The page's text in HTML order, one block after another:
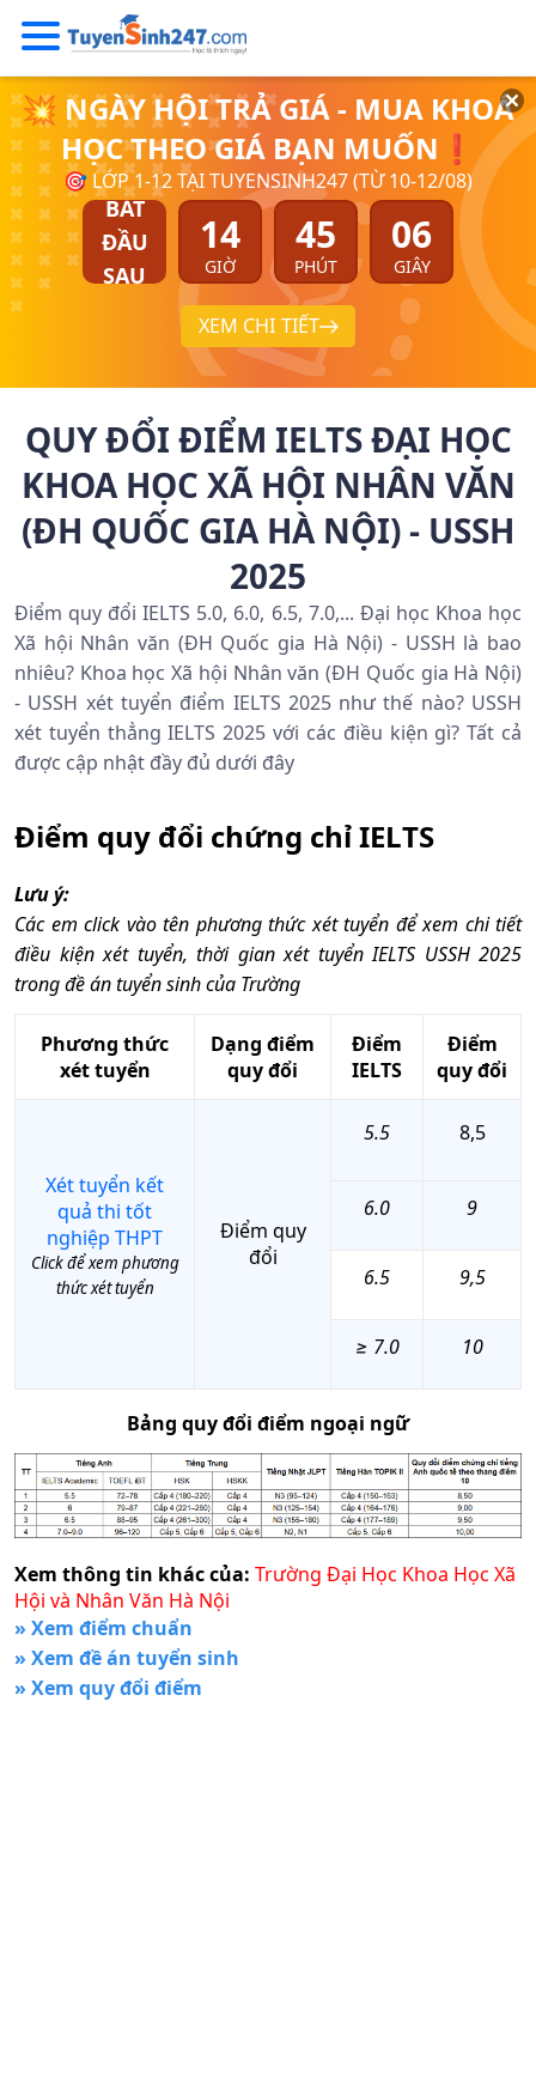
💥 NGÀY HỘI TRẢ GIÁ - MUA KHOÁ
HỌC THEO GIÁ BẠN MUỐN❗
🎯 LỚP 1-12 TẠI TUYENSINH247 (TỪ 10-12/08)
BẮT
ĐẦU
SAU
14
GIỜ
45
PHÚT
06
GIÂY
XEM CHI TIẾT
QUY ĐỔI ĐIỂM IELTS ĐẠI HỌC
KHOA HỌC XÃ HỘI NHÂN VĂN
(ĐH QUỐC GIA HÀ NỘI) - USSH
2025
Điểm quy đổi IELTS 5.0, 6.0, 6.5, 7.0,... Đại học Khoa học
Xã hội Nhân văn (ĐH Quốc gia Hà Nội) - USSH là bao
nhiêu? Khoa học Xã hội Nhân văn (ĐH Quốc gia Hà Nội)
- USSH xét tuyển điểm IELTS 2025 như thế nào? USSH
xét tuyển thẳng IELTS 2025 với các điều kiện gì? Tất cả
được cập nhật đầy đủ dưới đây
Điểm quy đổi chứng chỉ IELTS
Lưu ý:
Các em click vào tên phương thức xét tuyển để xem chi tiết
điều kiện xét tuyển, thời gian xét tuyển IELTS USSH 2025
trong đề án tuyển sinh của Trường
Phương thức
xét tuyển
Dạng điểm
quy đổi
Điểm
IELTS
Điểm
quy đổi
Xét tuyển kết
quả thi tốt
nghiệp THPT
Click để xem phương
thức xét tuyển
Điểm quy
đổi
5.5 8,5
6.0 9
6.5 9,5
≥ 7.0 10
Bảng quy đổi điểm ngoại ngữ
Xem thông tin khác của: Trường Đại Học Khoa Học Xã
Hội và Nhân Văn Hà Nội
» Xem điểm chuẩn
» Xem đề án tuyển sinh
» Xem quy đổi điểm